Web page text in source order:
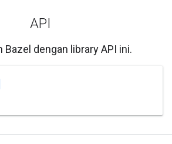
API
Bazel dengan library API ini.